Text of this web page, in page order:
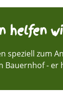
helfen
speziell zum
Bauernhof - er